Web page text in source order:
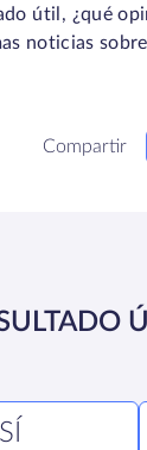
útil, ¿qué
noticias
Compartir
SÍ